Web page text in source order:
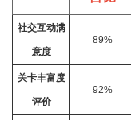
社交互动满
意度
89%
关卡丰富度
评价
92%